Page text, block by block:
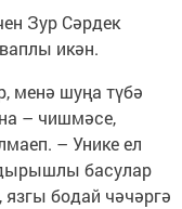
Зур Сәрдек
икән.
менә шуңа түбә
– чишмәсе,
– Унике ел
басулар
язгы бодай чәчәргә